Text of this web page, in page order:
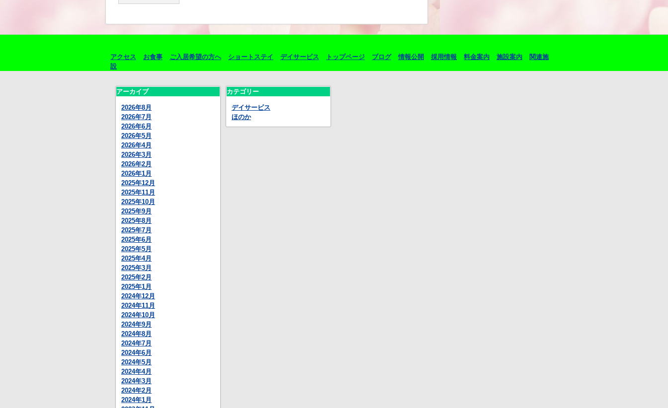
アクセス お食事 ご入居希望の方へ ショートステイ デイサービス トップページ ブログ 情報公開 採用情報 料金案内 施設案内
関連施
設
アーカイブ
2026年8月
2026年7月
2026年6月
2026年5月
2026年4月
2026年3月
2026年2月
2026年1月
2025年12月
2025年11月
2025年10月
2025年9月
2025年8月
2025年7月
2025年6月
2025年5月
2025年4月
2025年3月
2025年2月
2025年1月
2024年12月
2024年11月
2024年10月
2024年9月
2024年8月
2024年7月
2024年6月
2024年5月
2024年4月
2024年3月
2024年2月
2024年1月
カテゴリー
デイサービス
ほのか